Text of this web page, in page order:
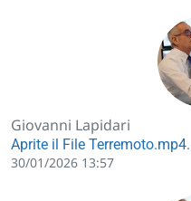
Giovanni Lapidari
Aprite il File Terremoto.mp4.
30/01/2026 13:57